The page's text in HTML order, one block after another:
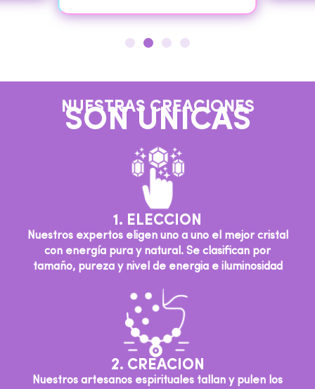
NUESTRAS CREACIONES
SON UNICAS
1. ELECCION
Nuestros expertos eligen uno a uno el mejor cristal
con energía pura y natural. Se clasifican por
tamaño, pureza y nivel de energia e iluminosidad
2. CREACION
Nuestros artesanos espirituales tallan y pulen los